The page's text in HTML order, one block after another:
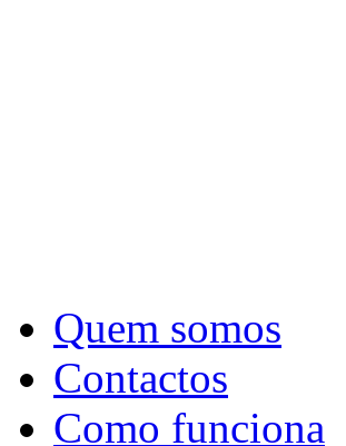
Quem somos
Contactos
Como funciona